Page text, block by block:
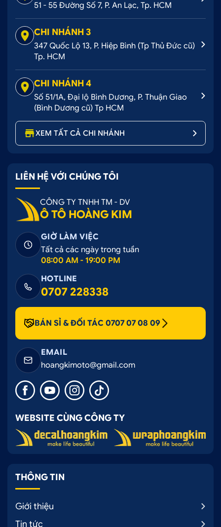
51 - 55 Đường Số 7, P. An Lạc, Tp. HCM
CHI NHÁNH 3
347 Quốc Lộ 13, P. Hiệp Bình (Tp Thủ Đức cũ)
Tp. HCM
CHI NHÁNH 4
Số 51/1A, Đại lộ Bình Dương, P. Thuận Giao
(Bình Dương cũ) Tp HCM
XEM TẤT CẢ CHI NHÁNH
LIÊN HỆ VỚI CHÚNG TÔI
CÔNG TY TNHH TM - DV
Ô TÔ HOÀNG KIM
GIỜ LÀM VIỆC
Tất cả các ngày trong tuần
08:00 AM - 19:00 PM
HOTLINE
0707 228338
BÁN SỈ & ĐỐI TÁC 0707 07 08 09
EMAIL
hoangkimoto@gmail.com
WEBSITE CÙNG CÔNG TY
THÔNG TIN
Giới thiệu
Tin tức